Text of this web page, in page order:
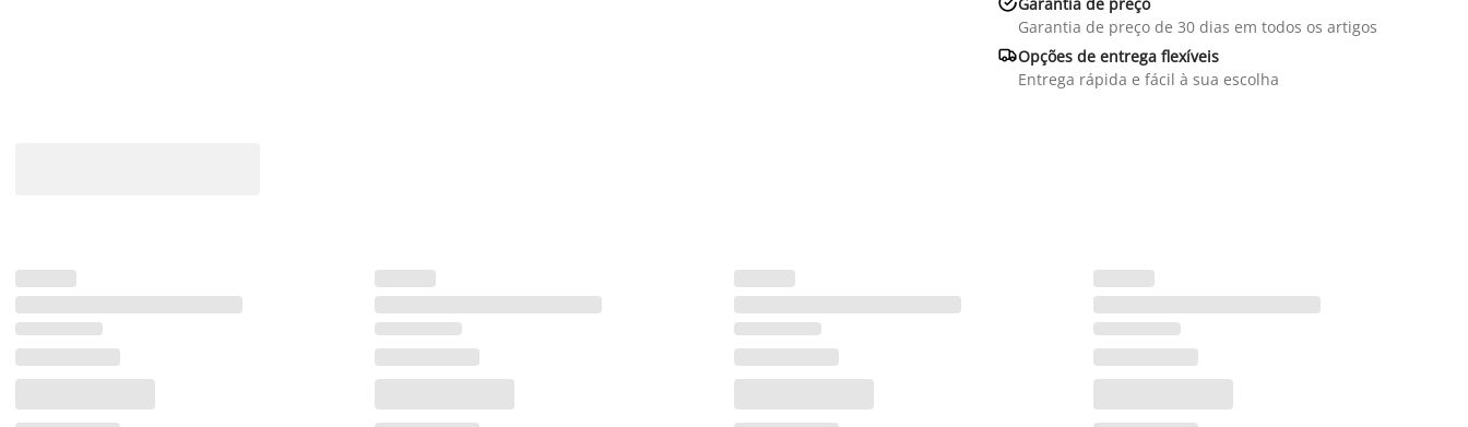
Garantia de preço de 30 dias em todos os artigos
Opções de entrega flexíveis
Entrega rápida e fácil à sua escolha